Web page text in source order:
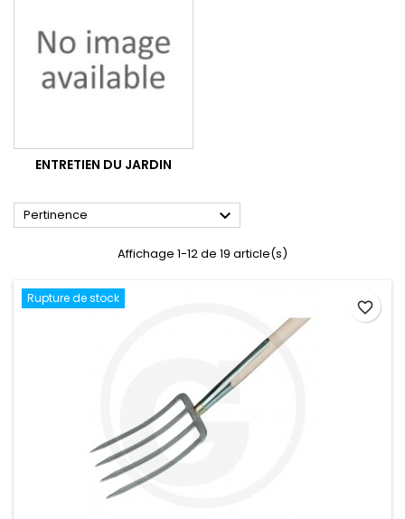
ENTRETIEN DU JARDIN
Pertinence 
Affichage 1-12 de 19 article(s)
Rupture de stock
favorite_border